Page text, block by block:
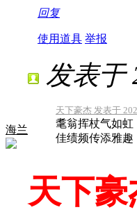
回复
使用道具 举报
海兰
发表于
天下豪杰 发表于
耄翁挥杖气如虹
佳绩频传添雅趣
天下